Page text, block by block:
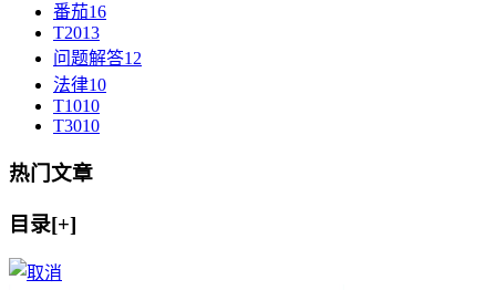
番茄16
T2013
问题解答12
法律10
T1010
T3010
热门文章
目录[+]